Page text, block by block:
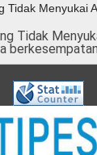
Tidak Menyukai
Tidak